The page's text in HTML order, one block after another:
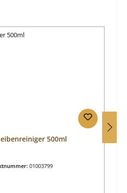
500ml
01003799